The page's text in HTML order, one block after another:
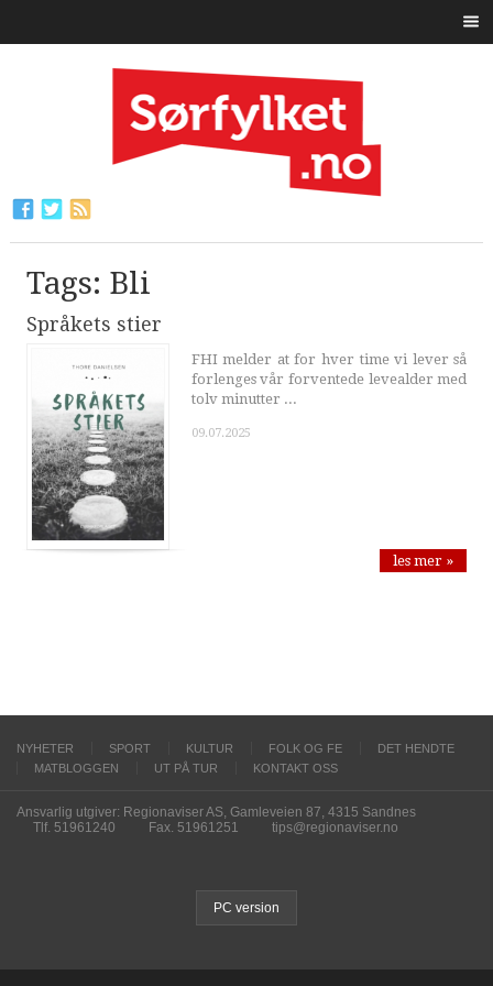
Tags: Bli
Språkets stier
FHI melder at for hver time vi lever så
forlenges vår forventede levealder med
tolv minutter ...
09.07.2025
les mer »
NYHETER SPORT KULTUR FOLK OG FE
DET HENDTE
MATBLOGGEN
UT PÅ TUR KONTAKT OSS
Ansvarlig utgiver: Regionaviser AS, Gamleveien 87, 4315 Sandnes
Tlf. 51961240
Fax. 51961251 tips@regionaviser.no
PC version